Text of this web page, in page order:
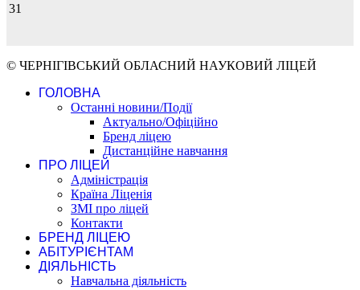
31
© ЧЕРНІГІВСЬКИЙ ОБЛАСНИЙ НАУКОВИЙ ЛІЦЕЙ
ГОЛОВНА
Останні новини/Події
Актуально/Офіційно
Бренд ліцею
Дистанційне навчання
ПРО ЛІЦЕЙ
Адміністрація
Країна Ліценія
ЗМІ про ліцей
Контакти
БРЕНД ЛІЦЕЮ
АБІТУРІЄНТАМ
ДІЯЛЬНІСТЬ
Навчальна діяльність